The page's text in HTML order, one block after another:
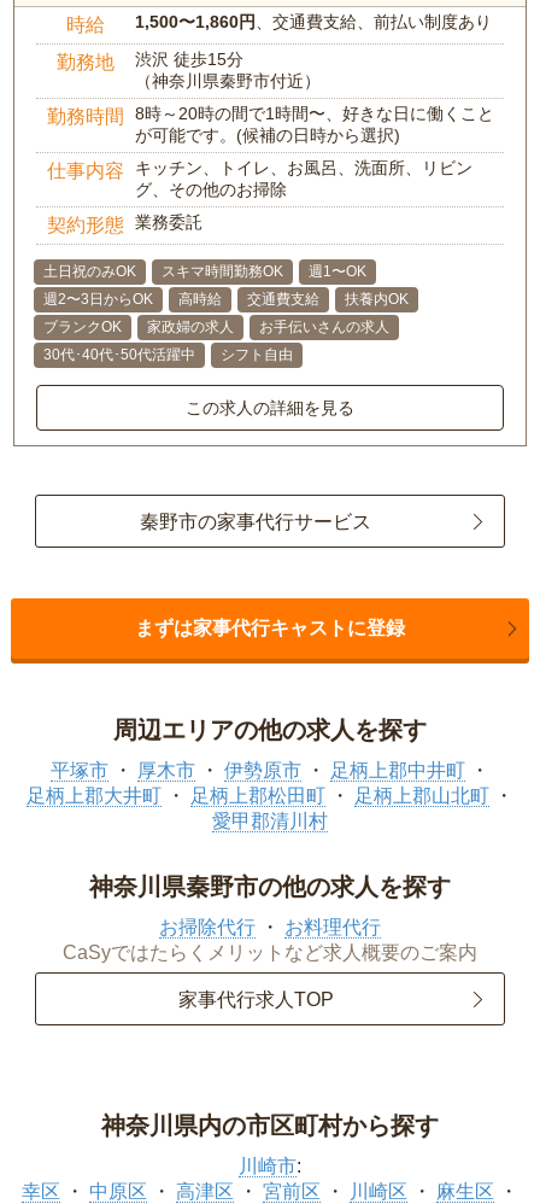
時給 1,500〜1,860円、交通費支給、前払い制度あり
勤務地
渋沢 徒歩15分
（神奈川県秦野市付近）
勤務時間
8時～20時の間で1時間〜、好きな日に働くこと
が可能です。(候補の日時から選択)
仕事内容
キッチン、トイレ、お風呂、洗面所、リビン
グ、その他のお掃除
契約形態 業務委託
土日祝のみOK スキマ時間勤務OK
週1〜OK
週2〜3日からOK
高時給 交通費支給
扶養内OK
ブランクOK
家政婦の求人
お手伝いさんの求人
30代･40代･50代活躍中
シフト自由
この求人の詳細を見る
秦野市の家事代行サービス
まずは家事代行キャストに登録
周辺エリアの他の求人を探す
平塚市 厚木市 伊勢原市
足柄上郡中井町
足柄上郡大井町
足柄上郡松田町
足柄上郡山北町
愛甲郡清川村
神奈川県秦野市の他の求人を探す
お掃除代行
お料理代行
CaSyではたらくメリットなど求人概要のご案内
家事代行求人TOP
神奈川県内の市区町村から探す
川崎市:
幸区
中原区 高津区 宮前区 川崎区
麻生区